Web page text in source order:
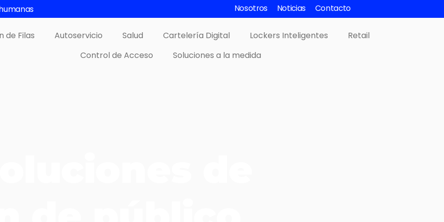
Nosotros Noticias Contacto
de Filas Autoservicio Salud Cartelería Digital Lockers Inteligentes
Retail
Control de Acceso
Soluciones a la medida